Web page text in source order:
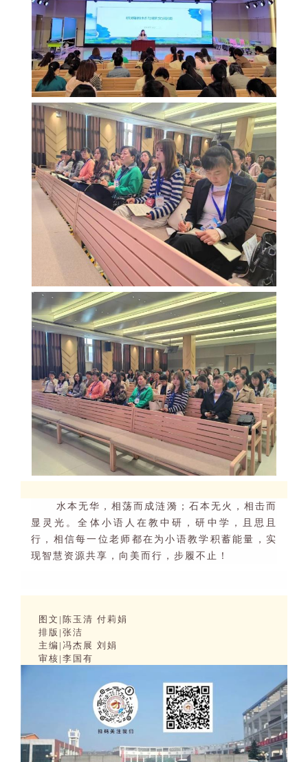
水本无华，相荡而成涟漪；石本无火，相击而
显灵光。全体小语人在教中研，研中学，且思且
行，相信每一位老师都在为小语教学积蓄能量，实
现智慧资源共享，向美而行，步履不止！
图文 | 陈玉清 付莉娟
排版 | 张洁
主编 | 冯杰展 刘娟
审核 | 李国有